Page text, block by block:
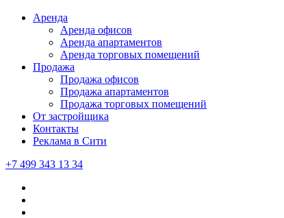
Аренда
Аренда офисов
Аренда апартаментов
Аренда торговых помещений
Продажа
Продажа офисов
Продажа апартаментов
Продажа торговых помещений
От застройщика
Контакты
Реклама в Сити
+7 499 343 13 34